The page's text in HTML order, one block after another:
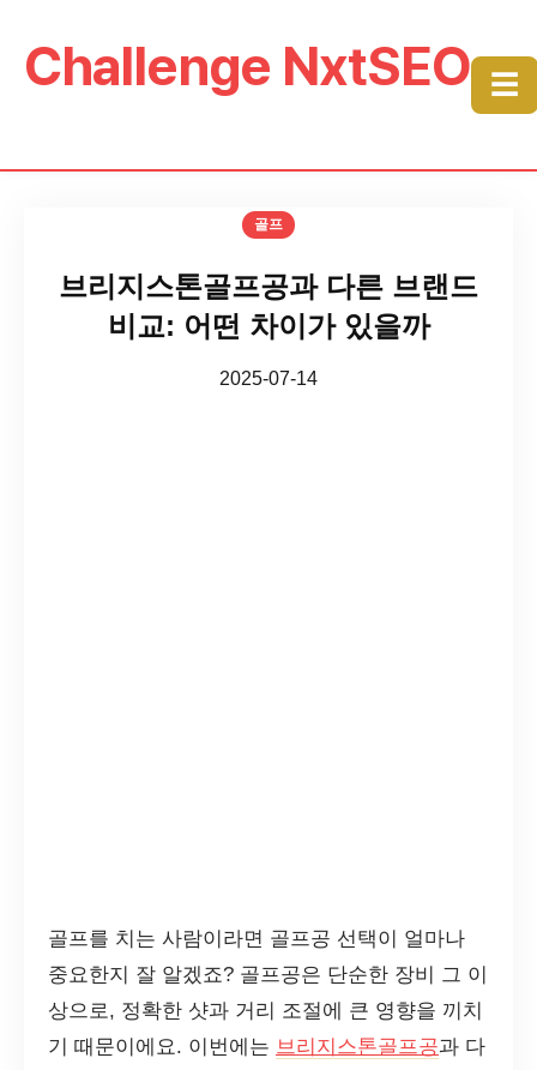
Challenge NxtSEO ☰
골프
브리지스톤골프공과 다른 브랜드
비교: 어떤 차이가 있을까
2025-07-14
골프를 치는 사람이라면 골프공 선택이 얼마나
중요한지 잘 알겠죠? 골프공은 단순한 장비 그 이
상으로, 정확한 샷과 거리 조절에 큰 영향을 끼치
기 때문이에요. 이번에는 브리지스톤골프공과 다